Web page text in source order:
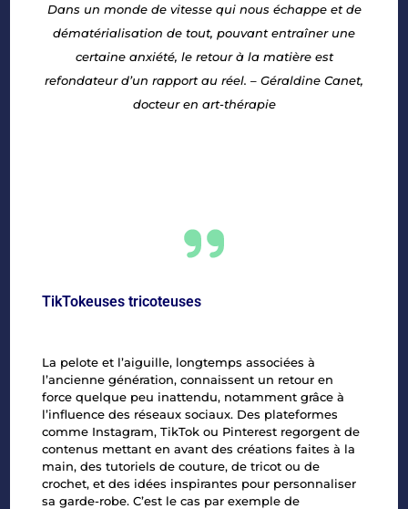
Dans un monde de vitesse qui nous échappe et de
dématérialisation de tout, pouvant entraîner une
certaine anxiété, le retour à la matière est
refondateur d’un rapport au réel. – Géraldine Canet,
docteur en art-thérapie
TikTokeuses tricoteuses
La pelote et l’aiguille, longtemps associées à
l’ancienne génération, connaissent un retour en
force quelque peu inattendu, notamment grâce à
l’influence des réseaux sociaux. Des plateformes
comme Instagram, TikTok ou Pinterest regorgent de
contenus mettant en avant des créations faites à la
main, des tutoriels de couture, de tricot ou de
crochet, et des idées inspirantes pour personnaliser
sa garde-robe. C’est le cas par exemple de